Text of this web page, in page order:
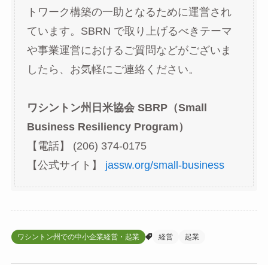
トワーク構築の一助となるために運営され
ています。SBRN で取り上げるべきテーマ
や事業運営におけるご質問などがございま
したら、お気軽にご連絡ください。
ワシントン州日米協会 SBRP（Small
Business Resiliency Program）
【電話】 (206) 374-0175
【公式サイト】
jassw.org/small-business
ワシントン州での中小企業経営・起業 経営 起業